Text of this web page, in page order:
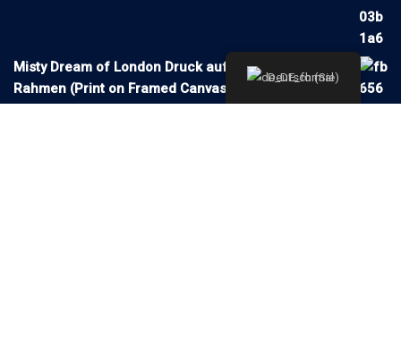
Misty Dream of London Druck auf Leinwand mit
Rahmen (Print on Framed Canvas)
Deutsch (Sie)